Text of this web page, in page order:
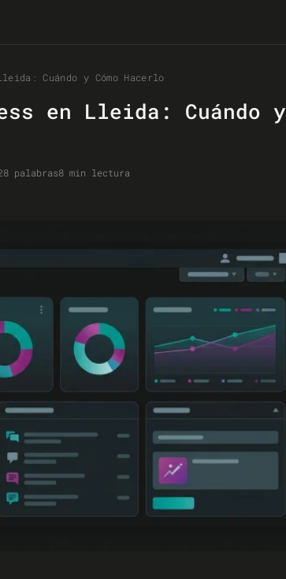
Cuándo y Cómo Hacerlo
en Lleida: Cuándo y
palabras8 min lectura